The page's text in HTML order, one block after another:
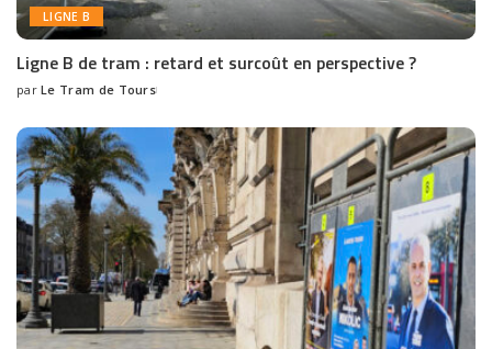
LIGNE B
Ligne B de tram : retard et surcoût en perspective ?
par Le Tram de Tours